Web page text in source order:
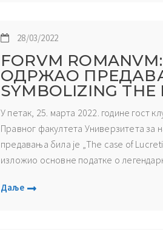
28/03/2022
FORVM
ОДРЖАО
SYMBOLIZING THE
У петак, 25. марта 2022. године гост
Правног факултета Универзитета за
предавања била је „The case of
изложио основне податке о
Даље